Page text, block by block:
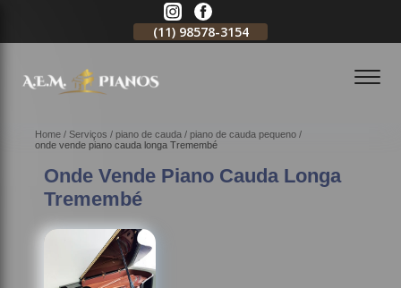
(11) 98578-3154
Home Serviços piano de cauda
piano de cauda pequeno
onde vende piano cauda longa Tremembé
Onde Vende Piano Cauda Longa
Tremembé